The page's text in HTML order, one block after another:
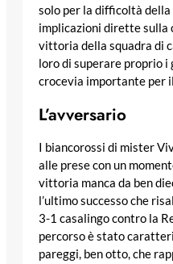
solo per la difficoltà
implicazioni dirette sulla
vittoria della squadra di
loro di superare proprio
crocevia importante per
L’avversario
I biancorossi di mister
alle prese con un
vittoria manca da ben
l’ultimo successo che
3-1 casalingo contro la
percorso è stato
pareggi, ben otto, che